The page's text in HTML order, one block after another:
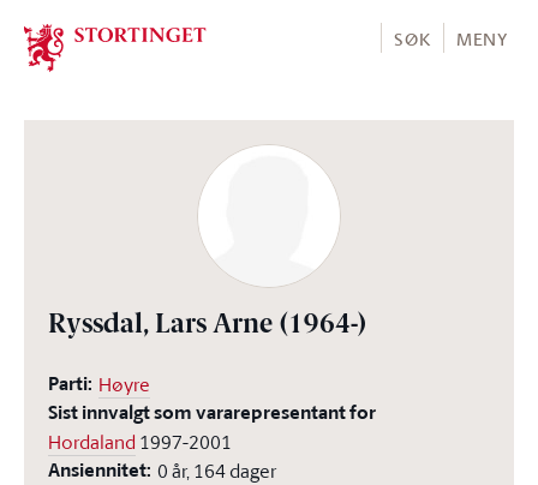
Stortinget.no
SØK MENY
Ryssdal, Lars Arne (1964-)
Parti: Høyre
Sist innvalgt som vararepresentant for
Hordaland 1997-2001
Ansiennitet: 0 år, 164 dager